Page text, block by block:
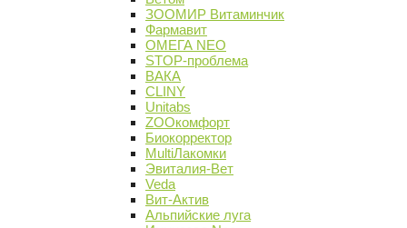
ЗООМИР Витаминчик
Фармавит
ОМЕГА NEO
STOP-проблема
ВАКА
CLINY
Unitabs
ZOOкомфорт
Биокорректор
MultiЛакомки
Эвиталия-Вет
Veda
Вит-Актив
Альпийские луга